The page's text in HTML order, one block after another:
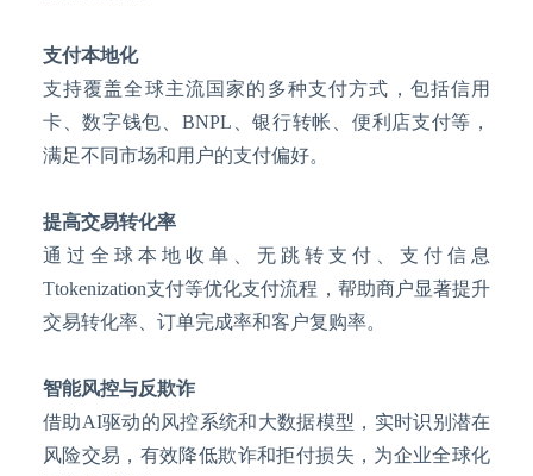
支付本地化
支持覆盖全球主流国家的多种支付方式，包括信用
卡、数字钱包、 BNPL、银行转帐、便利店支付等，
满足不同市场和用户的支付偏好。
提高交易转化率
通过全球本地收单、无跳转支付、支付信息
Ttokenization支付等优化支付流程，帮助商户显著提升
交易转化率、订单完成率和客户复购率。
智能风控与反欺诈
借助AI驱动的风控系统和大数据模型，实时识别潜在
风险交易，有效降低欺诈和拒付损失，为企业全球化